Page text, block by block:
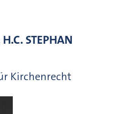
STEPHAN
Kirchenrecht